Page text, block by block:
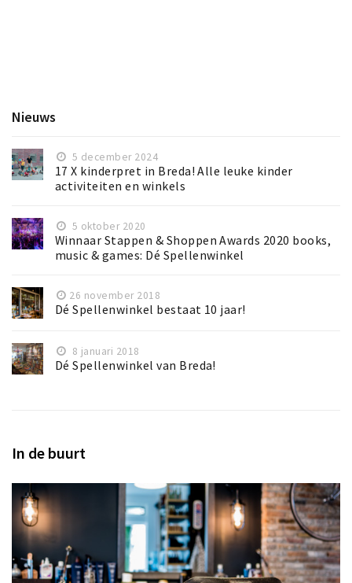
Nieuws
5 december 2024
17 X kinderpret in Breda! Alle leuke kinder
activiteiten en winkels
5 oktober 2020
Winnaar Stappen & Shoppen Awards 2020 books,
music & games: Dé Spellenwinkel
26 november 2018
Dé Spellenwinkel bestaat 10 jaar!
8 januari 2018
Dé Spellenwinkel van Breda!
In de buurt